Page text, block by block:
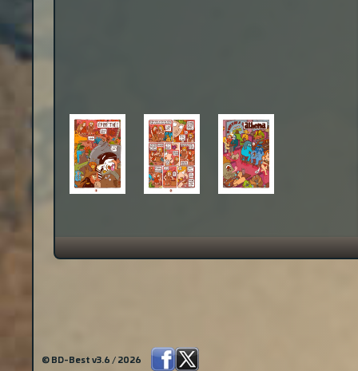
© BD-Best v3.6 / 2026